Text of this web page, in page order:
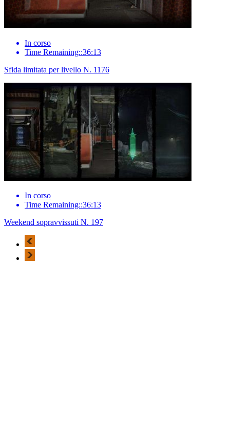
In corso
Time Remaining::36:13
Sfida limitata per livello N. 1176
In corso
Time Remaining::36:13
Weekend sopravvissuti N. 197